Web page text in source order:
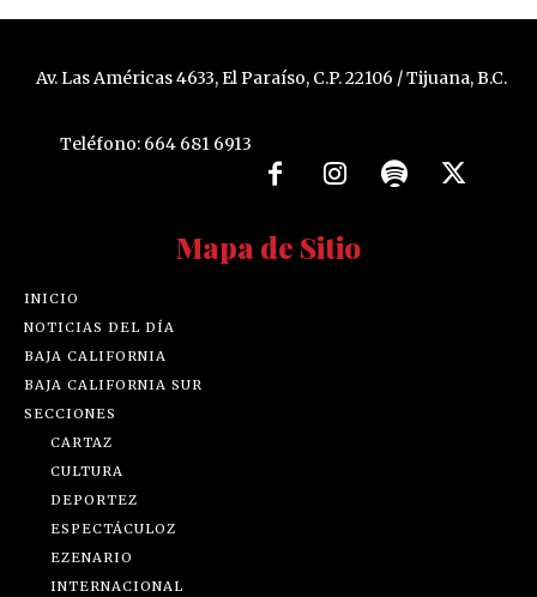
Av. Las Américas 4633, El Paraíso, C.P. 22106 / Tijuana, B.C.
Teléfono: 664 681 6913
Mapa de Sitio
INICIO
NOTICIAS DEL DÍA
BAJA CALIFORNIA
BAJA CALIFORNIA SUR
SECCIONES
CARTAZ
CULTURA
DEPORTEZ
ESPECTÁCULOZ
EZENARIO
INTERNACIONAL